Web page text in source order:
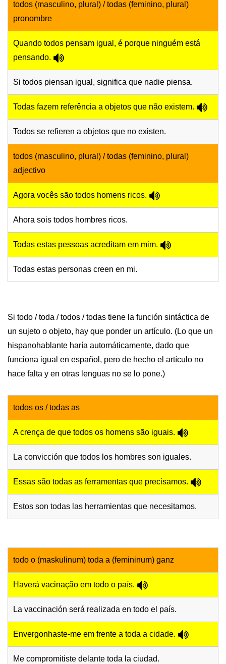
todos (masculino, plural) / todas (feminino, plural)
pronombre
Quando todos pensam igual, é porque ninguém está
pensando.
Si todos piensan igual, significa que nadie piensa.
Todas fazem referência a objetos que não existem.
Todos se refieren a objetos que no existen.
todos (masculino, plural) / todas (feminino, plural)
adjectivo
Agora vocês são todos homens ricos.
Ahora sois todos hombres ricos.
Todas estas pessoas acreditam em mim.
Todas estas personas creen en mi.
Si todo / toda / todos / todas tiene la función sintáctica de
un sujeto o objeto, hay que ponder un artículo. (Lo que un
hispanohablante haría automáticamente, dado que
funciona igual en español, pero de hecho el artículo no
hace falta y en otras lenguas no se lo pone.)
todos os / todas as
A crença de que todos os homens são iguais.
La convicción que todos los hombres son iguales.
Essas são todas as ferramentas que precisamos.
Estos son todas las herramientas que necesitamos.
todo o (maskulinum) toda a (femininum) ganz
Haverá vacinação em todo o país.
La vaccinación será realizada en todo el país.
Envergonhaste-me em frente a toda a cidade.
Me compromitiste delante toda la ciudad.